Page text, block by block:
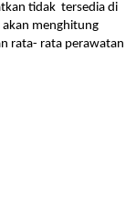
tidak tersedia di
menghitung
rata- rata perawatan